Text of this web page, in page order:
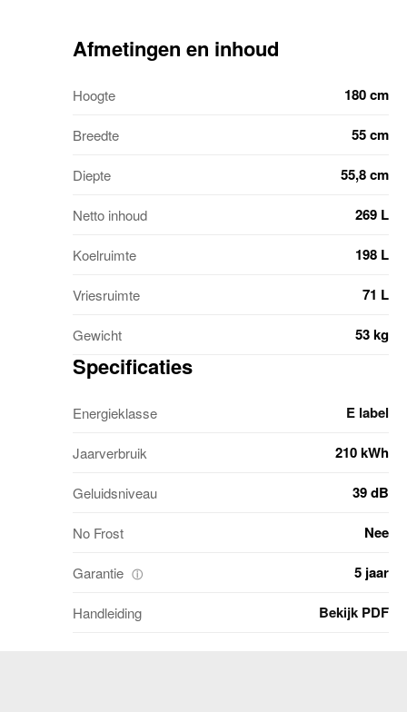
Afmetingen en inhoud
Hoogte 180 cm
Breedte 55 cm
Diepte 55,8 cm
Netto inhoud 269 L
Koelruimte 198 L
Vriesruimte 71 L
Gewicht 53 kg
Specificaties
Energieklasse E label
Jaarverbruik 210 kWh
Geluidsniveau 39 dB
No Frost Nee
Garantie ⓘ 5 jaar
Handleiding Bekijk PDF